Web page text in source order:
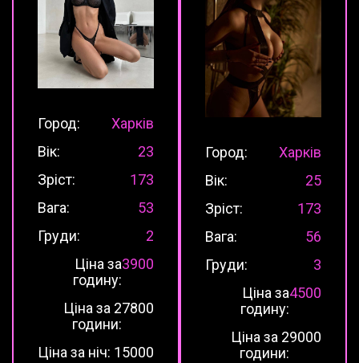
Город:
Харків
Вік:
23
Зріст:
173
Вага:
53
Груди:
2
Ціна за
годину:
3900
Ціна за 2
години:
7800
Ціна за ніч: 15000
Город:
Харків
Вік:
25
Зріст:
173
Вага:
56
Груди:
3
Ціна за
годину:
4500
Ціна за 2
години:
9000